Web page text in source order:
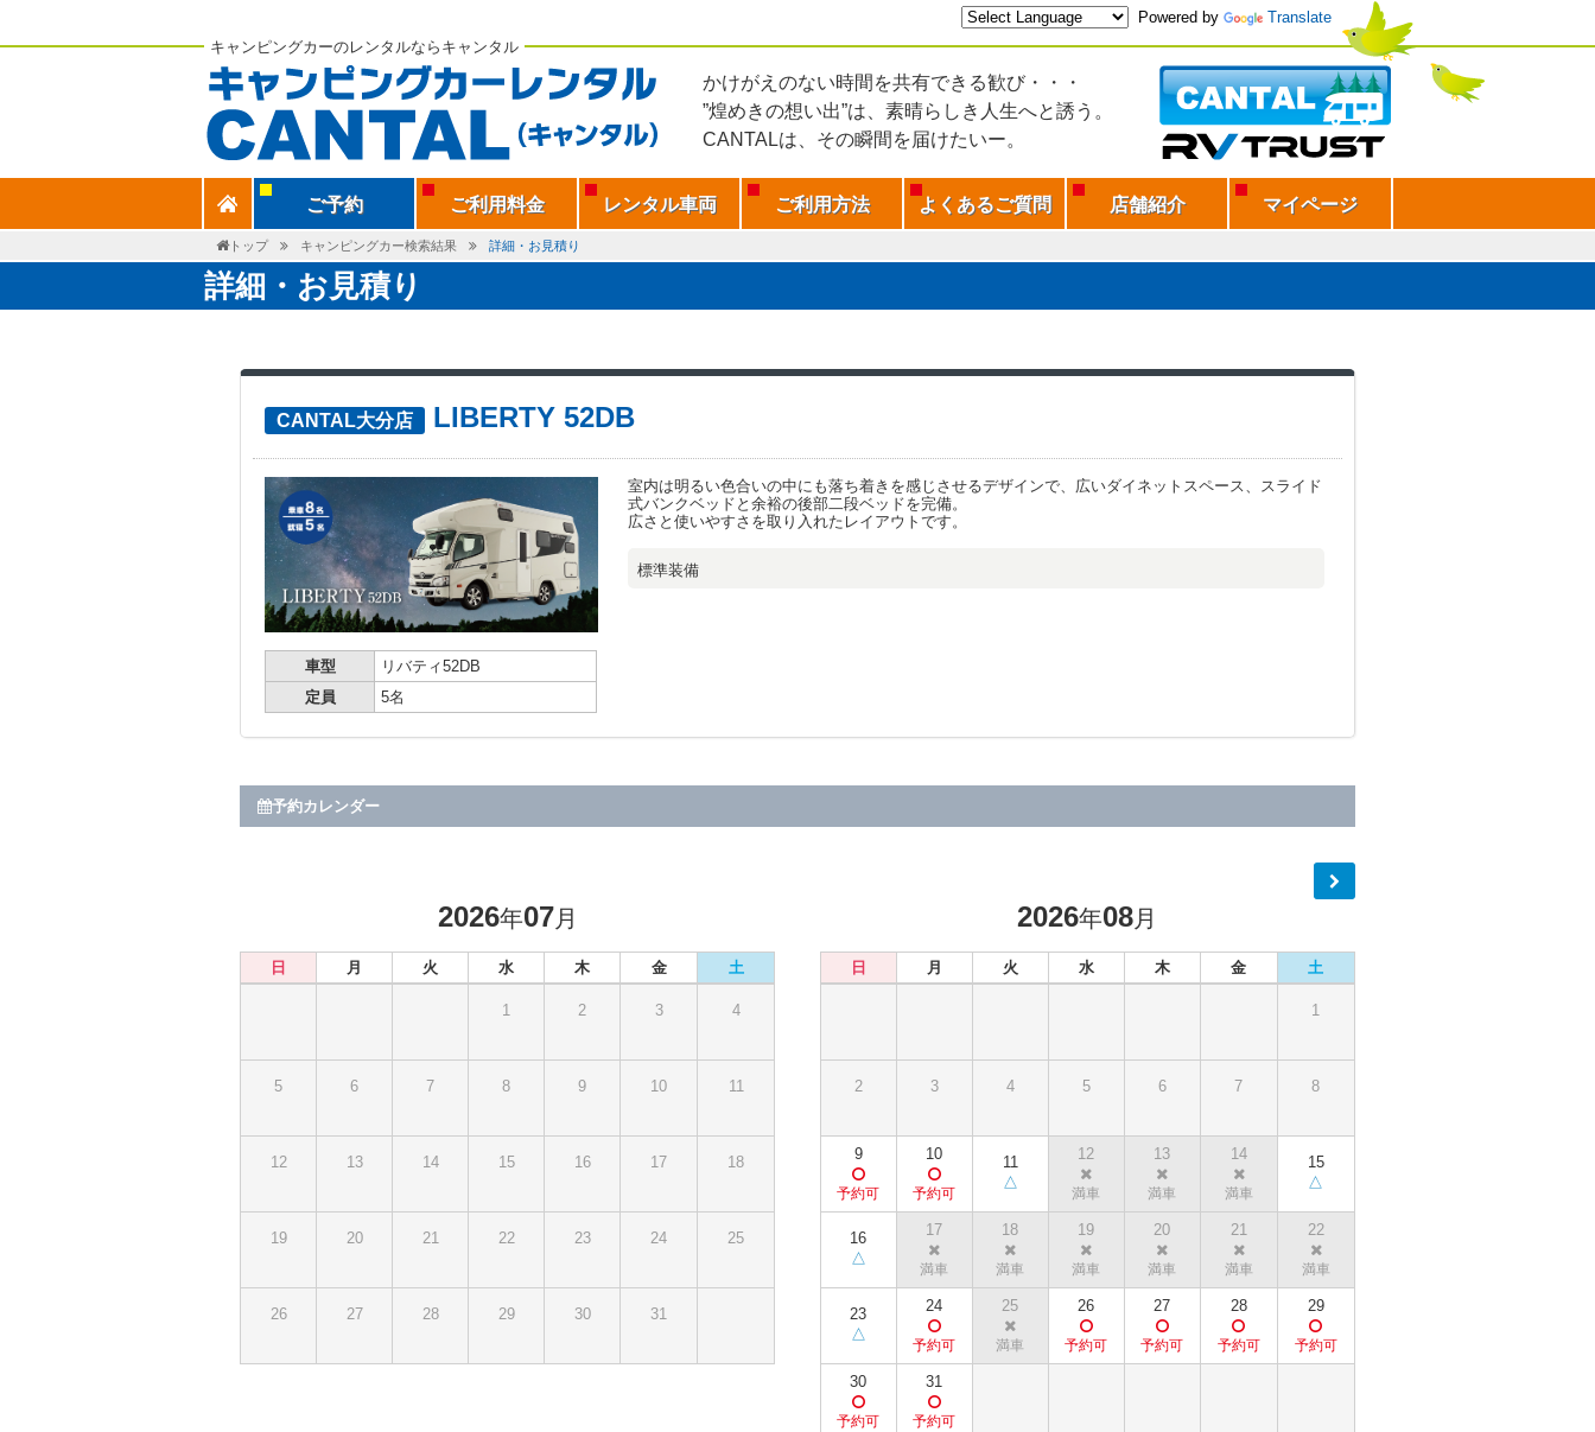
キャンピングカーのレンタルならキャンタル
かけがえのない時間を共有できる歓び・・・
”煌めきの想い出”は、素晴らしき人生へと誘う。
CANTALは、その瞬間を届けたいー。
Powered by Translate
ご予約 ご利用料金 レンタル車両 ご利用方法 よくあるご質問 店舗紹介 マイページ
トップ キャンピングカー検索結果 詳細・お見積り
詳細・お見積り
CANTAL大分店 LIBERTY 52DB
車型
リバティ52DB
定員
5名
室内は明るい色合いの中にも落ち着きを感じさせるデザインで、広いダイネットスペース、スライド
式バンクベッドと余裕の後部二段ベッドを完備。
広さと使いやすさを取り入れたレイアウトです。
標準装備
予約カレンダー
2026年07月
日 月 火 水 木 金 土
1 2 3 4
5 6 7 8 9 10 11
12 13 14 15 16 17 18
19 20 21 22 23 24 25
26 27 28 29 30 31
2026年08月
日 月 火 水 木 金 土
1
2 3 4 5 6 7 8
9 10 11 12 13 14 15
16 17 18 19 20 21 22
23 24 25 26 27 28 29
30 31